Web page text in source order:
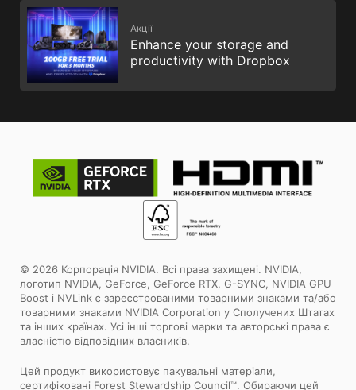
Акції
Enhance your storage and
productivity with Dropbox
© 2026 Корпорація NVIDIA. Всі права захищені. NVIDIA,
логотип NVIDIA, GeForce, GeForce RTX, G-SYNC, NVIDIA GPU
Boost і NVLink є зареєстрованими товарними знаками та/або
товарними знаками NVIDIA Corporation у Сполучених Штатах
та інших країнах. Усі інші торгові марки та авторські права є
власністю відповідних власників.
Цей продукт використовує пакувальні матеріали,
сертифіковані Forest Stewardship Council™. Обираючи цей